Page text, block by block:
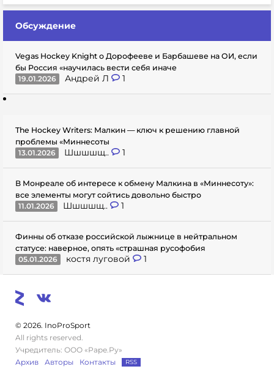
Обсуждение
Vegas Hockey Knight о Дорофееве и Барбашеве на ОИ, если
бы Россия «научилась вести себя иначе
19.01.2026
Андрей Л 1
The Hockey Writers: Малкин — ключ к решению главной
проблемы «Миннесоты
13.01.2026
Шшшшщ.. 1
В Монреале об интересе к обмену Малкина в «Миннесоту»:
все элементы могут сойтись довольно быстро
11.01.2026
Шшшшщ.. 1
Финны об отказе российской лыжнице в нейтральном
статусе: наверное, опять «страшная русофобия
05.01.2026
костя луговой 1
© 2026. InoProSport
All rights reserved.
Учредитель: ООО «Раре.Ру»
Архив
Авторы Контакты RSS